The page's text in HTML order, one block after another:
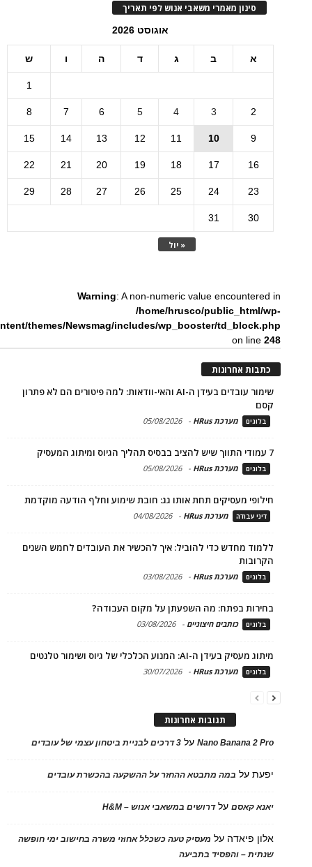
סינון מאמרי משאבי אנוש לפי תאריך
אוגוסט 2026
א ב ג ד ה ו ש
« יול
1
2
3
4
5
6
7
8
9
10
11
12
13
14
15
16
17
18
19
20
21
22
23
24
25
26
27
28
29
30
31
Warning: A non-numeric value encountered in
/home/hrusco/public_html/wp-
themes/Newsmag/includes/wp_booster/td_block.php
on line248
כתבות אחרונות
שימור עובדים בעידן ה-AI והאי-וודאות: למה פיטורים הם לא פתרון
קסם
בלוגים מערכת HRus -
05/08/2026
7 עמודי התווך שיש להציב בבסיס תהליך הגיוס ומיתוג המעסיק
בלוגים מערכת HRus -
05/08/2026
חילופי מעסיקים תחת אותו גג: חובת שימוע וחלף הודעה מוקדמת
דיני עבודה מערכת HRus -
04/08/2026
ללמוד מחדש כדי להוביל: איך להכשיר את העובדים לחמש השנים
הקרובות
בלוגים מערכת HRus -
03/08/2026
בחירות בפתח: מה השפעתן על מקום העבודה?
בלוגים כותבים חיצוניים -
03/08/2026
מיתוג מעסיק בעידן ה-AI: המנוע הכלכלי של גיוס ושימור טלנטים
בלוגים מערכת HRus -
30/07/2026
תגובות אחרונות
Nano Banana 2 Proעל 3 דרכים לבניית ביטחון עצמי של עובדים
יפעתעל במה מתבטא ההחזר על ההשקעה בהכשרת עובדים
יאנא קאסםעלדרושים במשאבי אנוש – H&M
אלון פיאדה על מעסיק טעה כשכלל אחוזי משרה בחישוב ימי חופשה
שנתית – והפסיד בתביעה